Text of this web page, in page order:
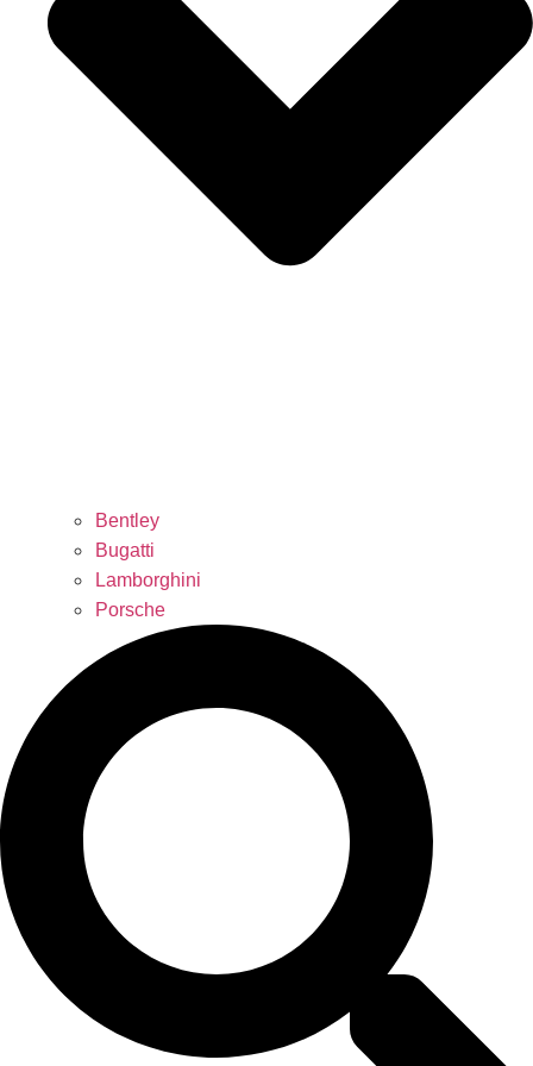
Bentley
Bugatti
Lamborghini
Porsche